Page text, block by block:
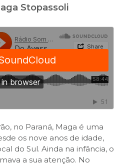
Stopassoli
no Paraná, Maga é uma
os nove anos de idade,
do Sul. Ainda na infância, o
a sua atenção. No